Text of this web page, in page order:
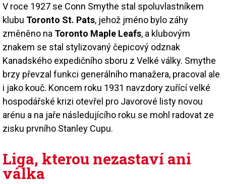
V roce 1927 se Conn Smythe stal spoluvlastníkem
klubu Toronto St. Pats, jehož jméno bylo záhy
změněno na Toronto Maple Leafs, a klubovým
znakem se stal stylizovaný čepicový odznak
Kanadského expedičního sboru z Velké války. Smythe
brzy převzal funkci generálního manažera, pracoval ale
i jako kouč. Koncem roku 1931 navzdory zuřící velké
hospodářské krizi otevřel pro Javorové listy novou
arénu a na jaře následujícího roku se mohl radovat ze
zisku prvního Stanley Cupu.
Liga, kterou nezastaví ani
válka